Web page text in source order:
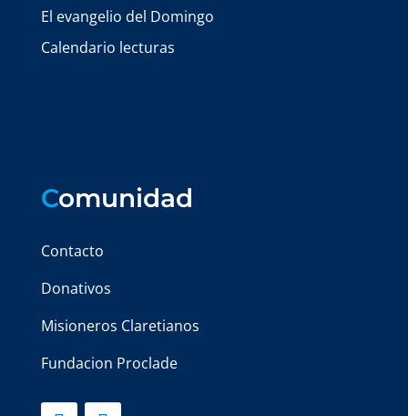
El evangelio del Domingo
Calendario lecturas
Comunidad
Contacto
Donativos
Misioneros Claretianos
Fundacion Proclade